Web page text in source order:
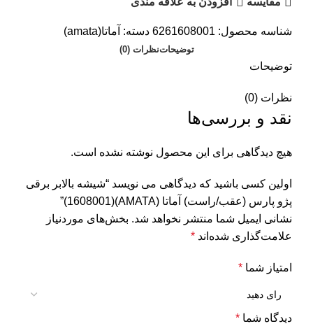
شناسه محصول: 6261608001 دسته: آماتا(amata)
توضیحاتنظرات (0)
توضیحات
نظرات (0)
نقد و بررسی‌ها
هیچ دیدگاهی برای این محصول نوشته نشده است.
اولین کسی باشید که دیدگاهی می نویسد “شیشه بالابر برقی
پژو پارس (عقب/راست) آماتا (AMATA)(1608001)”
نشانی ایمیل شما منتشر نخواهد شد. بخش‌های موردنیاز
علامت‌گذاری شده‌اند *
امتیاز شما *
دیدگاه شما *